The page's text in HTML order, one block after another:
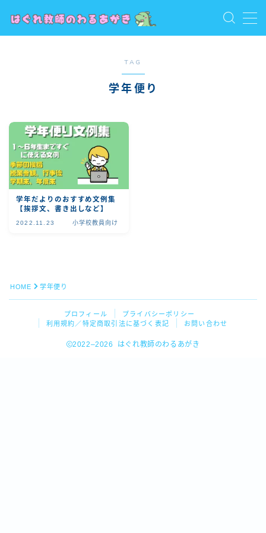
利用規約／特定商取引法に基づく表記
教員向け
教員志望・若手教員向け
有料記事の決済完了ページ
TAG
学年便り
学年だよりのおすすめ文例集
【挨拶文、書き出しなど】
2022.11.23 小学校教員向け
HOME 学年便り
プロフィール
プライバシーポリシー
利用規約／特定商取引法に基づく表記
お問い合わせ
2022–2026 はぐれ教師のわるあがき